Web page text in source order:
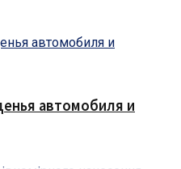
автомобиля и